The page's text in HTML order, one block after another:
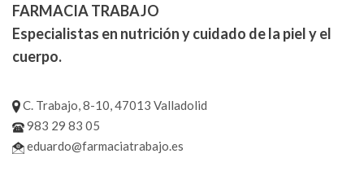
FARMACIA TRABAJO
Especialistas en nutrición y cuidado de la piel y el
cuerpo.
C. Trabajo, 8-10, 47013 Valladolid
983 29 83 05
eduardo@farmaciatrabajo.es